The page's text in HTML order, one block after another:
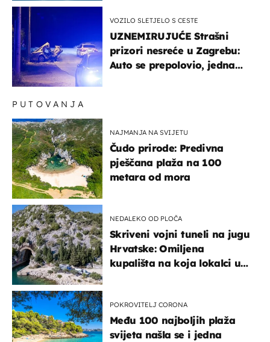
VOZILO SLETJELO S CESTE
UZNEMIRUJUĆE Strašni
prizori nesreće u Zagrebu:
Auto se prepolovio, jedna
PUTOVANJA
NAJMANJA NA SVIJETU
Čudo prirode: Predivna
pješčana plaža na 100
metara od mora
NEDALEKO OD PLOČA
Skriveni vojni tuneli na jugu
Hrvatske: Omiljena
kupališta na koja lokalci u
POKROVITELJ CORONA
Među 100 najboljih plaža
svijeta našla se i jedna